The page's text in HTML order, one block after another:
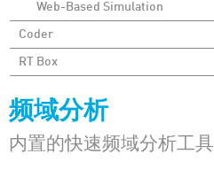
Web-Based Simulation
Coder
RT Box
频域分析
内置的快速频域分析工具